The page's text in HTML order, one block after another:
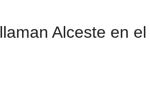
Alceste en el